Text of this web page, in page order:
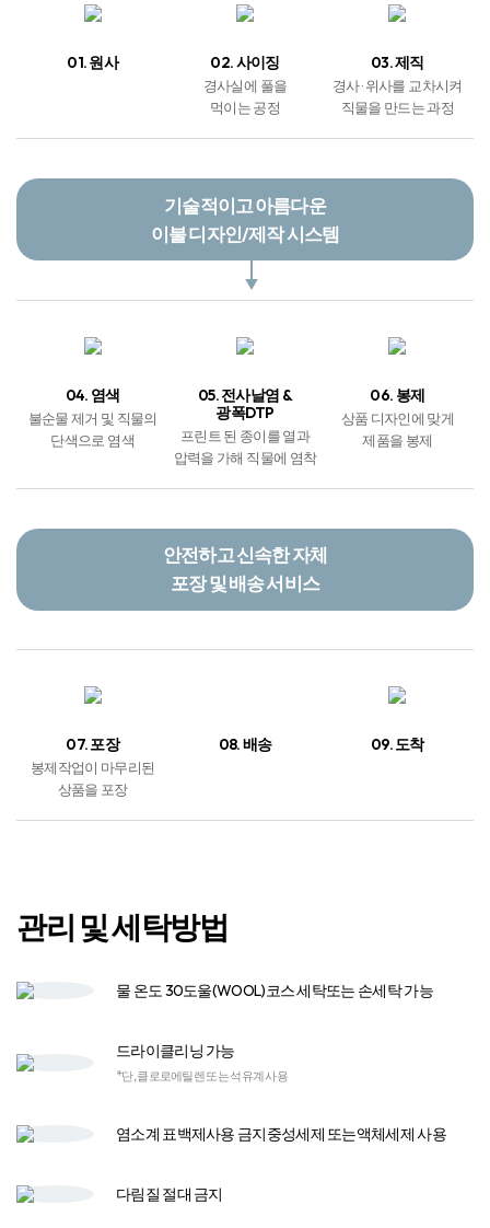
01. 원사 02. 사이징
경사실에 풀을
먹이는 공정
03. 제직
경사 · 위사를 교차시켜
직물을 만드는 과정
기술적이고 아름다운
이불 디자인/제작 시스템
04. 염색
불순물 제거 및 직물의
단색으로 염색
05. 전사날염 &
광폭DTP
프린트 된 종이를 열과
압력을 가해 직물에 염착
06. 봉제
상품 디자인에 맞게
제품을 봉제
안전하고 신속한 자체
포장 및 배송 서비스
07. 포장
봉제작업이 마무리된
상품을 포장
08. 배송 09. 도착
관리 및 세탁방법
물 온도 30도울(WOOL)코스 세탁또는 손세탁 가능
드라이클리닝 가능
*단, 클로로에틸렌 또는 석유계 사용
염소계 표백제사용 금지중성세제 또는액체세제 사용​
다림질 절대 금지